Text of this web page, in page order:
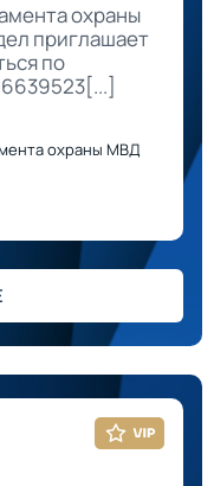
охраны
приглашает
по
охраны МВД